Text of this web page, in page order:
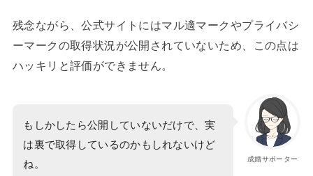
残念ながら、公式サイトにはマル適マークやプライバシ
ーマークの取得状況が公開されていないため、この点は
ハッキリと評価ができません。
成婚サポーター
もしかしたら公開していないだけで、実
は裏で取得しているのかもしれないけど
ね。